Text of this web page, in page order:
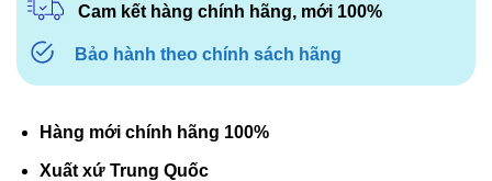
Cam kết hàng chính hãng, mới 100%
Bảo hành theo chính sách hãng
Hàng mới chính hãng 100%
Xuất xứ Trung Quốc